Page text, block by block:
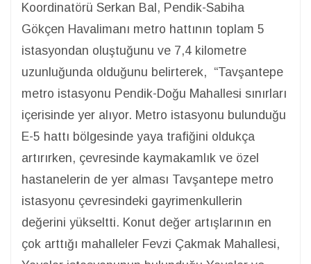
Koordinatörü Serkan Bal, Pendik-Sabiha
Gökçen Havalimanı metro hattının toplam 5
istasyondan oluştuğunu ve 7,4 kilometre
uzunluğunda olduğunu belirterek, “Tavşantepe
metro istasyonu Pendik-Doğu Mahallesi sınırları
içerisinde yer alıyor. Metro istasyonu bulunduğu
E-5 hattı bölgesinde yaya trafiğini oldukça
artırırken, çevresinde kaymakamlık ve özel
hastanelerin de yer alması Tavşantepe metro
istasyonu çevresindeki gayrimenkullerin
değerini yükseltti. Konut değer artışlarının en
çok arttığı mahalleler Fevzi Çakmak Mahallesi,